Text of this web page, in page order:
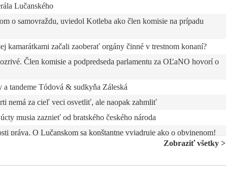
Lučanského
o samovraždu, uviedol Kotleba ako člen komisie na prípadu
začali zaoberať orgány činné v trestnom konaní?
Člen komisie a podpredseda parlamentu za OĽaNO hovorí o
tandeme Tódová & sudkyňa Záleská
nemá za cieľ veci osvetliť, ale naopak zahmliť
musia zaznieť od bratského českého národa
práva. O Lučanskom sa konštantne vyjadruje ako o obvinenom!
Zobraziť všetky